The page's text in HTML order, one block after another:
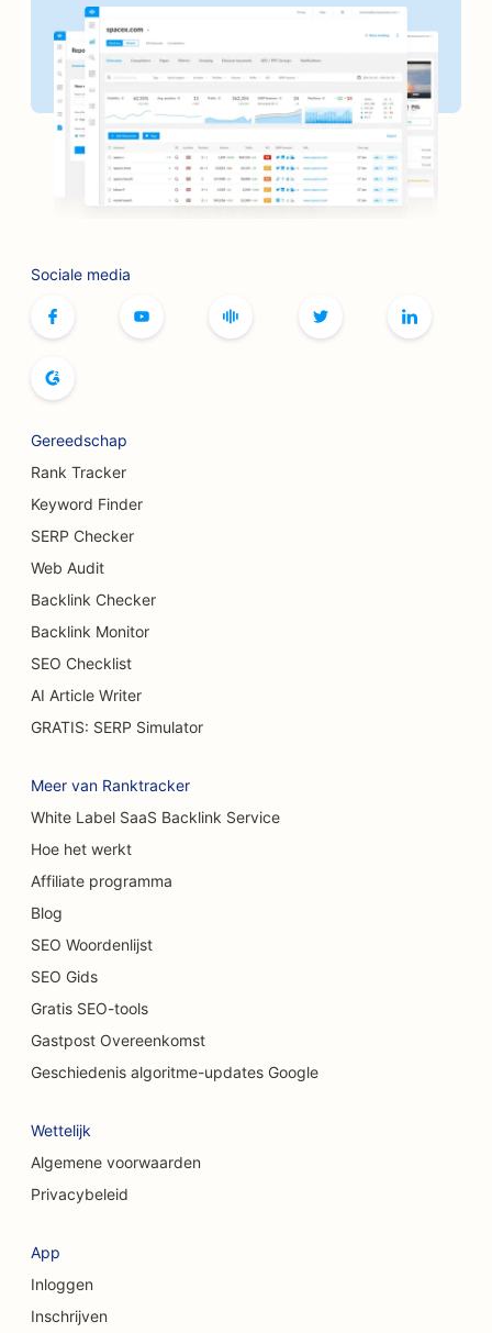
SEO voor banken
SEO voor bakkerijen
SEO voor kapperszaken
SEO voor BBQ-restaurants
SEO voor boetieks
SEO voor bowlingbanen
SEO voor bordspelcafés
SEO voor borstvergrotingsdiensten
SEO voor buffetrestaurants
SEO voor brandwondenchirurgen
SEO voor cafés
SEO voor casual restaurants
SEO voor wasstraten
SEO voor autodealers
SEO voor schoonmaakdiensten
SEO voor chiropractors
SEO voor kattencafés
SEO voor kledingwinkels
SEO voor craniofaciale chirurgen
SEO voor coffeeshops
SEO voor kredietinstellingen
Sociale media
Gereedschap
Rank Tracker
Keyword Finder
SERP Checker
Web Audit
Backlink Checker
Backlink Monitor
SEO Checklist
AI Article Writer
GRATIS: SERP Simulator
Meer van Ranktracker
White Label SaaS Backlink Service
Hoe het werkt
Affiliate programma
Blog
SEO Woordenlijst
SEO Gids
Gratis SEO-tools
Gastpost Overeenkomst
Geschiedenis algoritme-updates Google
Wettelijk
Algemene voorwaarden
Privacybeleid
App
Inloggen
Inschrijven